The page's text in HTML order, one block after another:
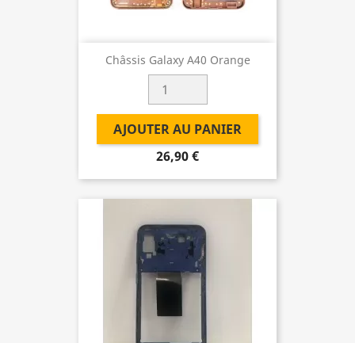
Châssis Galaxy A40 Orange
AJOUTER AU PANIER
26,90 €